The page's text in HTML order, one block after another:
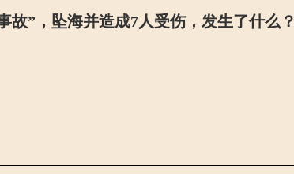
故”，坠海并造成7人受伤，发生了什么？